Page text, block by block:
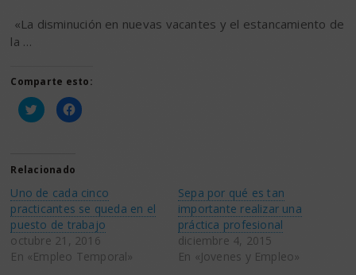
«La disminución en nuevas vacantes y el estancamiento de
la …
Comparte esto:
Haz
clic
(Se
abre
una
ventana
nueva)
Haz
clic
una
ventana
nueva)
Relacionado
Uno de cada cinco
practicantes se queda en el
puesto de trabajo
octubre 21, 2016
En «Empleo Temporal»
Sepa por qué es tan
importante realizar una
práctica profesional
diciembre 4, 2015
En «Jovenes y Empleo»